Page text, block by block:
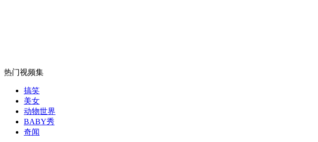
女孩北京地铁殴打老人 痛下狠手拳打脚踢
无痛分娩是否安全 医生回应
热门视频集
搞笑
美女
动物世界
BABY秀
奇闻